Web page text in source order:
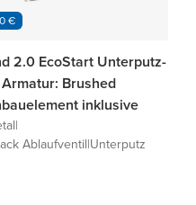
€
2.0 EcoStart Unterputz-
Brushed
inklusive
|
Ablaufventil|Unterputz